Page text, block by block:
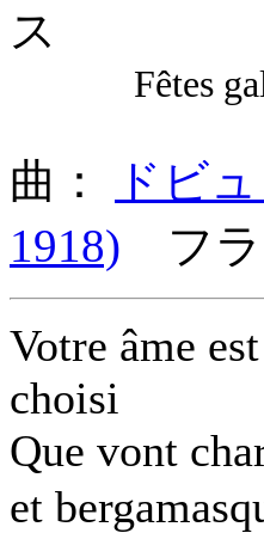
ス
Fêtes
曲：
ドビ
1918) フ
Votre âme
choisi
Que vont
et